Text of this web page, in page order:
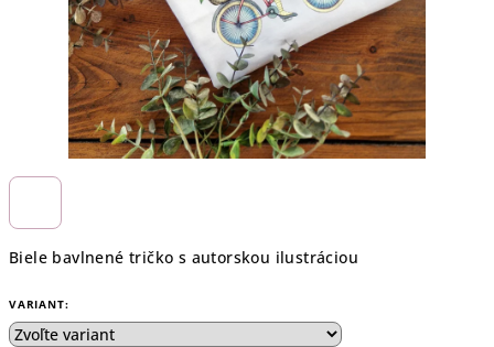
Biele bavlnené tričko s autorskou ilustráciou
VARIANT: